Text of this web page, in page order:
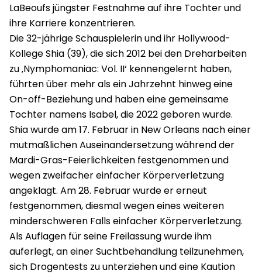
LaBeoufs jüngster Festnahme auf ihre Tochter und
ihre Karriere konzentrieren.
Die 32-jährige Schauspielerin und ihr Hollywood-
Kollege Shia (39), die sich 2012 bei den Dreharbeiten
zu ‚Nymphomaniac: Vol. II‘ kennengelernt haben,
führten über mehr als ein Jahrzehnt hinweg eine
On-off-Beziehung und haben eine gemeinsame
Tochter namens Isabel, die 2022 geboren wurde.
Shia wurde am 17. Februar in New Orleans nach einer
mutmaßlichen Auseinandersetzung während der
Mardi-Gras-Feierlichkeiten festgenommen und
wegen zweifacher einfacher Körperverletzung
angeklagt. Am 28. Februar wurde er erneut
festgenommen, diesmal wegen eines weiteren
minderschweren Falls einfacher Körperverletzung.
Als Auflagen für seine Freilassung wurde ihm
auferlegt, an einer Suchtbehandlung teilzunehmen,
sich Drogentests zu unterziehen und eine Kaution